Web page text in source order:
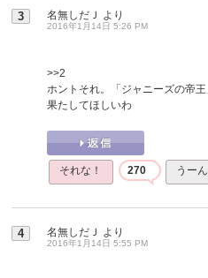
3 名無しだＪ より
2016年1月14日 5:26 PM
>>2
ホントそれ。「ジャニーズの帝
果たしてほしいわ
それな！ 270 うー
4 名無しだＪ より
2016年1月14日 5:55 PM